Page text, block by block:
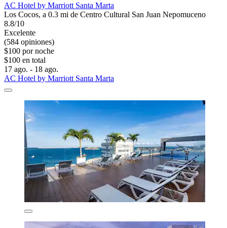
AC Hotel by Marriott Santa Marta
Los Cocos, a 0.3 mi de Centro Cultural San Juan Nepomuceno
8.8/10
Excelente
(584 opiniones)
$100 por noche
$100 en total
17 ago. - 18 ago.
AC Hotel by Marriott Santa Marta